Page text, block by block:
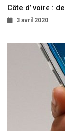
Côte d’Ivoire :
3 avril 2020